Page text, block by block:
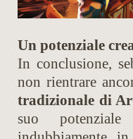
Un potenziale
In conclusione,
non rientrare
tradizionale di
suo